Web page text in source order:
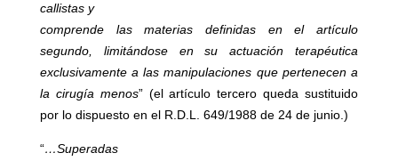
callistas y
comprende las materias definidas en el artículo
segundo, limitándose en su actuación terapéutica
exclusivamente a las manipulaciones que pertenecen a
la cirugía menos” (el artículo tercero queda sustituido
por lo dispuesto en el R.D.L. 649/1988 de 24 de junio.)
“…Superadas